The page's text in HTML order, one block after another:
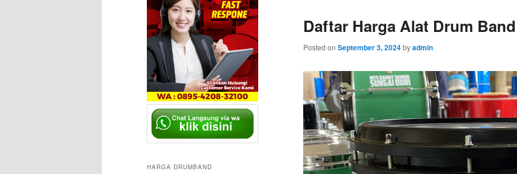
Daftar Harga Alat Drum Band
Posted on September 3, 2024byadmin
HARGA DRUMBAND